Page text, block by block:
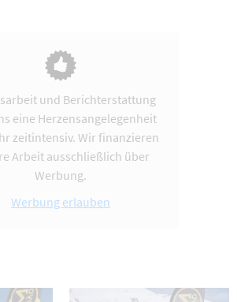
und Berichterstattung
eine Herzensangelegenheit
zeitintensiv. Wir finanzieren
Arbeit ausschließlich über
Werbung.
Werbung erlauben